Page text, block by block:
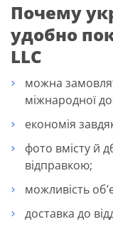
Почему
удобно
LLC
можна
міжнародної
економія
фото вмісту й
відправкою;
можливість
доставка до